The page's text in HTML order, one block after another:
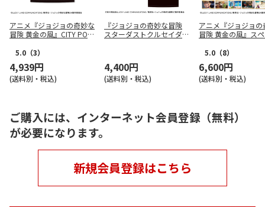
アニメ『ジョジョの奇妙な
冒険 黄金の風』CITY POP
5.0 （3）
4,939円
(送料別・税込)
『ジョジョの奇妙な冒険
スターダストクルセイダー
4,400円
(送料別・税込)
アニメ『ジョジョの
冒険 黄金の風』ス
5.0 （8）
6,600円
(送料別・税込)
ご購入には、インターネット会員登録（無料）
が必要になります。
新規会員登録はこちら